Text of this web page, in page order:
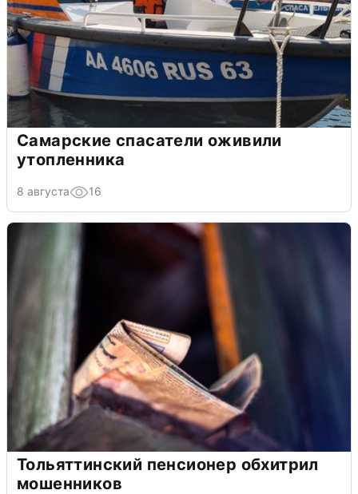
Самарские спасатели оживили
утопленника
8 августа 16
Тольяттинский пенсионер обхитрил
мошенников